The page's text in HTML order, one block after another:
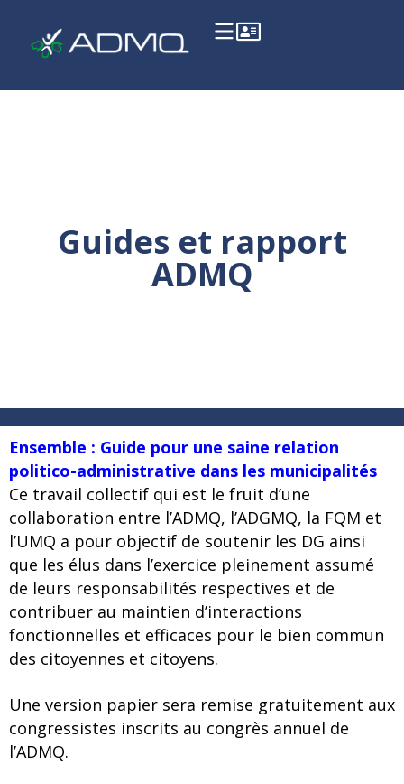
Guides et rapport
ADMQ
Ensemble : Guide pour une saine relation
politico-administrative dans les municipalités
Ce travail collectif qui est le fruit d’une
collaboration entre l’ADMQ, l’ADGMQ, la FQM et
l’UMQ a pour objectif de soutenir les DG ainsi
que les élus dans l’exercice pleinement assumé
de leurs responsabilités respectives et de
contribuer au maintien d’interactions
fonctionnelles et efficaces pour le bien commun
des citoyennes et citoyens.
Une version papier sera remise gratuitement aux
congressistes inscrits au congrès annuel de
l’ADMQ.